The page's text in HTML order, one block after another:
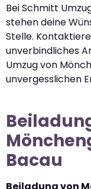
Bei Schmitt
stehen deine
Stelle.
unverbindliches
Umzug von
unvergesslichen
Bacau
Beiladung von